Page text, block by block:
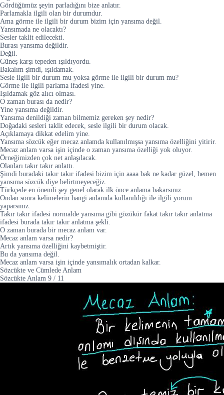
Gördüğümüz şeyin parladığını bize anlatır.
Parlamakla ilgili olan bir durumdur.
Ama görme ile ilgili bir durum bizim için yansıma değil.
Yansımada ne olacaktı?
Sesler taklit edilecekti.
Burası yansıma değildir.
Değil.
Güneş karşı tepeden ışıldıyordu.
Bakalım şimdi, ışıldamak.
Sesle ilgili bir durum mu yoksa görme ile ilgili bir durum mu?
Görme ile ilgili parlama ifadesi yine.
Işıldamak göz alıcı olması.
O zaman burası da nedir?
Yine yansıma değildir.
Yansıma denildiği zaman bilmemiz gereken şey nedir?
Doğadaki sesleri taklit edecek, sesle ilgili bir durum olacak.
Açıklamaya dikkat edelim yine.
Yansıma sözcük eğer mecaz anlamda kullanılmışsa yansıma özelliğini yitirir.
Mecaz anlam varsa işin içinde o zaman yansıma özelliği yok oluyor.
Örneğimizden çok net anlaşılacak.
Olanları takır takır anlattı.
Şimdi buradaki takır takır ifadesi bizim için aaaa bak ne kadar güzel, hemen
yansıma sözcük diye belirtmeyeceğiz.
Türkçede en önemli şey genel olarak ilk önce anlama bakarsınız.
Ondan sonra kelimelerin hangi anlamda kullanıldığı ile ilgili yorum
yaparsınız.
Takır takır ifadesi normalde yansıma gibi gözükür fakat takır takır anlatma
ifadesi burada takır takır anlatma şekli.
O zaman burada bir mecaz anlam var.
Mecaz anlam varsa nedir?
Artık yansıma özelliğini kaybetmiştir.
Bu da yansıma değil.
Mecaz anlam varsa işin içinde yansımalık ortadan kalkar.
Sözcükte ve Cümlede Anlam
Sözcükte Anlam 9 / 11